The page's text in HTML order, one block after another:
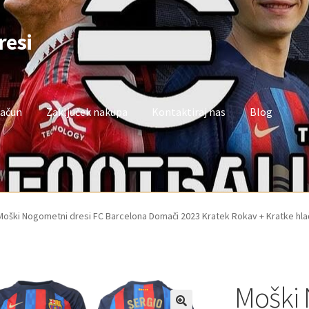
Zaključek nakupa Kontaktiraj nas Blog
račun Trgovina Zaključek nakupa
Nogometni dresi FC Barcelona Domači 2023 Kratek Rokav + Kratke
Moški